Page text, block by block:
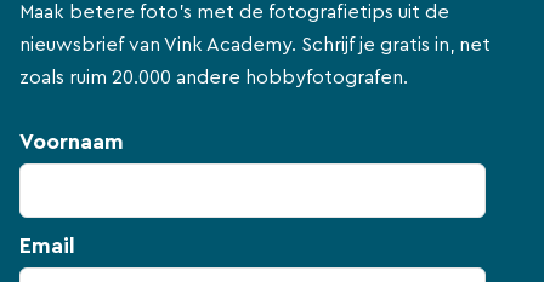
Maak betere foto's met de fotografietips uit de
nieuwsbrief van Vink Academy. Schrijf je gratis in, net
zoals ruim 20.000 andere hobbyfotografen.
Voornaam
Email